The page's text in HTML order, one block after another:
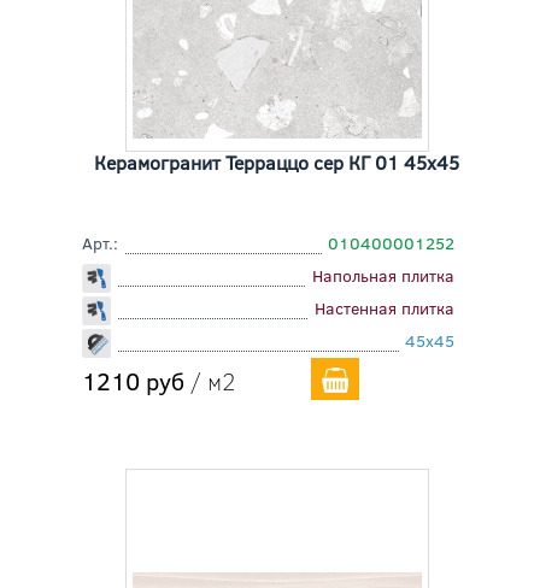
Керамогранит Терраццо сер КГ 01 45x45
Арт.:
010400001252
Напольная плитка
Настенная плитка
45x45
1210 руб / м2